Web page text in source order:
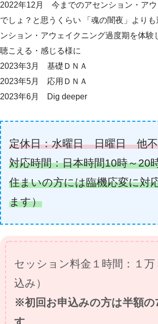
2022年12月 今までのアセンション・アウ
でしょ？と思うくらい 「魂の闇夜」より
ンション・アウェイクニング過度期を体験
聴こえる・感じる様に
2023年3月 基礎ＤＮＡ
2023年5月 応用ＤＮＡ
2023年6月 Dig deeper
定休日：水曜日 日曜日 他
対応時間：日本時間10時～20
住まいの方には臨機応変に対
ます）
セッション料金１時間：１万
込み）
※初回お申込みの方は半額の